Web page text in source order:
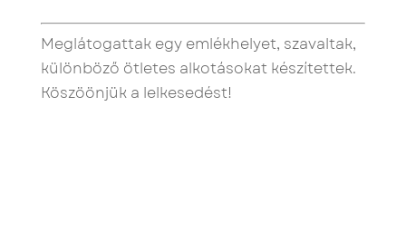
Meglátogattak egy emlékhelyet, szavaltak,
különböző ötletes alkotásokat készítettek.
Köszöönjük a lelkesedést!